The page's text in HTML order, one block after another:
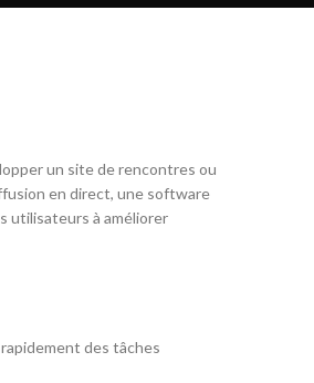
un site de rencontres ou
en direct, une software
utilisateurs à améliorer
des tâches